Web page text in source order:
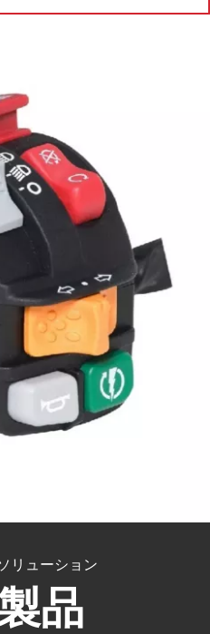
リューション
品